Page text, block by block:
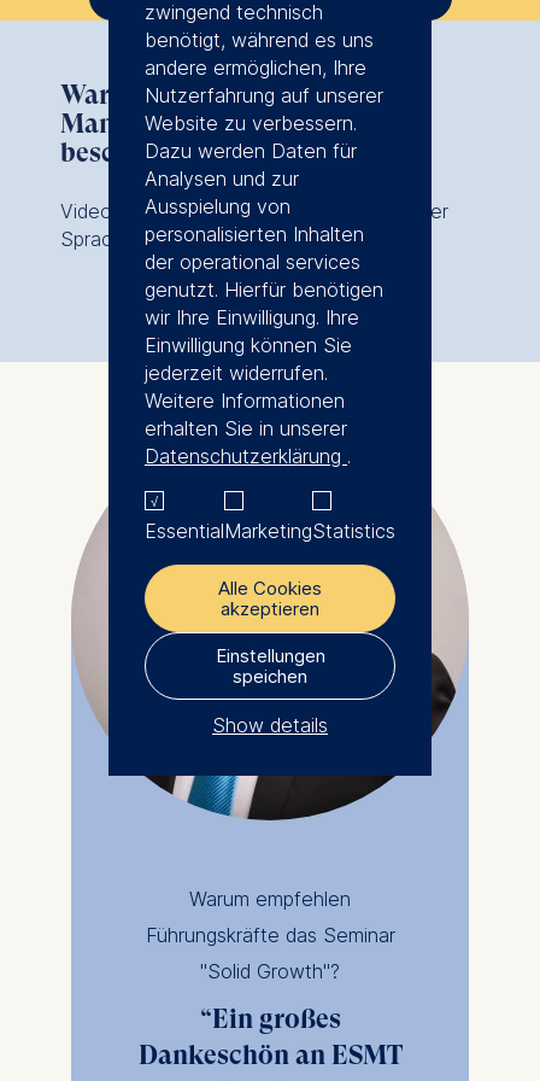
Warum sollten sich
Manager*innen mit Strategie
beschäftigen?
Video mit Harald Hungenberg (in englischer
Sprache)
Warum empfehlen
Führungskräfte das Seminar
"Solid Growth"?
Ein großes
Dankeschön an ESMT
zwingend technisch
benötigt, während es uns
andere ermöglichen, Ihre
Nutzerfahrung auf unserer
Website zu verbessern.
Dazu werden Daten für
Analysen und zur
Ausspielung von
personalisierten Inhalten
der operational services
genutzt. Hierfür benötigen
wir Ihre Einwilligung. Ihre
Einwilligung können Sie
jederzeit widerrufen.
Weitere Informationen
erhalten Sie in unserer
Datenschutzerklärung .
EssentialMarketingStatistics
Alle Cookies
akzeptieren
Einstellungen
speichen
Show details
The controller responsible
for data processing is
Technology GmbH
Schlossplatz 1, 10178 Berlin,
Germany
We use cookies for the
following purposes: